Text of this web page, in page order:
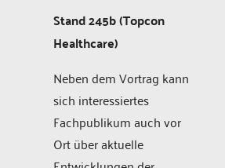
Stand 245b (Topcon
Healthcare)
Neben dem Vortrag kann
sich interessiertes
Fachpublikum auch vor
Ort über aktuelle